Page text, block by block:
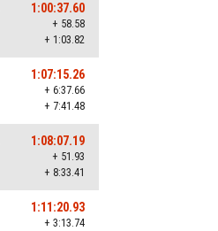
1:00:37.60
+ 58.58
+ 1:03.82
1:07:15.26
+ 6:37.66
+ 7:41.48
1:08:07.19
+ 51.93
+ 8:33.41
1:11:20.93
+ 3:13.74